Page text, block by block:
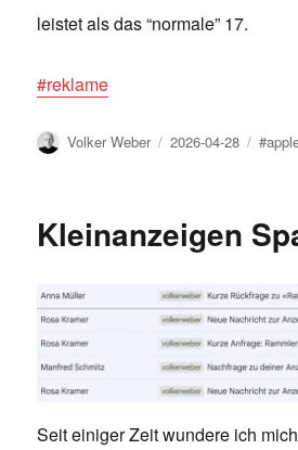
leistet als das “normale” 17.
#reklame
Author
Volker Weber
Posted
2026-04-28 Tags
Kleinanzeigen
Seit einiger Zeit wundere ich